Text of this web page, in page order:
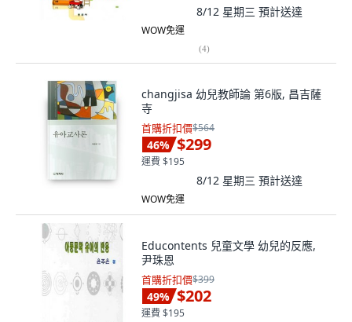
8/12 星期三 預計送達
WOW免運
(4)
changjisa 幼兒教師論 第6版, 昌吉薩
寺
首購折扣價$564
46% $299
運費 $195
8/12 星期三 預計送達
WOW免運
Educontents 兒童文學 幼兒的反應,
尹珠恩
首購折扣價$399
49% $202
運費 $195